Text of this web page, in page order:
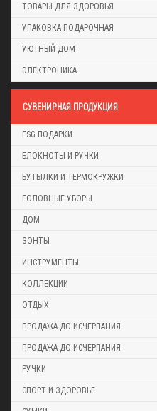
ТОВАРЫ ДЛЯ ЗДОРОВЬЯ
УПАКОВКА ПОДАРОЧНАЯ
УЮТНЫЙ ДОМ
ЭЛЕКТРОНИКА
CУВЕНИРНАЯ ПРОДУКЦИЯ
ESG ПОДАРКИ
БЛОКНОТЫ И РУЧКИ
БУТЫЛКИ И ТЕРМОКРУЖКИ
ГОЛОВНЫЕ УБОРЫ
ДОМ
ЗОНТЫ
ИНСТРУМЕНТЫ
КОЛЛЕКЦИИ
ОТДЫХ
ПРОДАЖА ДО ИСЧЕРПАНИЯ
ПРОДАЖА ДО ИСЧЕРПАНИЯ
РУЧКИ
СПОРТ И ЗДОРОВЬЕ